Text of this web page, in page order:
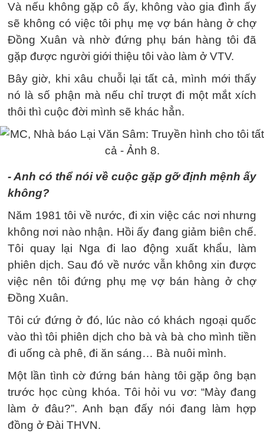
Và nếu không gặp cô ấy, không vào gia đình ấy
sẽ không có việc tôi phụ mẹ vợ bán hàng ở chợ
Đồng Xuân và nhờ đứng phụ bán hàng tôi đã
gặp được người giới thiệu tôi vào làm ở VTV.
Bây giờ, khi xâu chuỗi lại tất cả, mình mới thấy
nó là số phận mà nếu chỉ trượt đi một mắt xích
thôi thì cuộc đời mình sẽ khác hẳn.
- Anh có thể nói về cuộc gặp gỡ định mệnh ấy
không?
Năm 1981 tôi về nước, đi xin việc các nơi nhưng
không nơi nào nhận. Hồi ấy đang giảm biên chế.
Tôi quay lại Nga đi lao động xuất khẩu, làm
phiên dịch. Sau đó về nước vẫn không xin được
việc nên tôi đứng phụ mẹ vợ bán hàng ở chợ
Đồng Xuân.
Tôi cứ đứng ở đó, lúc nào có khách ngoại quốc
vào thì tôi phiên dịch cho bà và bà cho mình tiền
đi uống cà phê, đi ăn sáng… Bà nuôi mình.
Một lần tình cờ đứng bán hàng tôi gặp ông bạn
trước học cùng khóa. Tôi hỏi vu vơ: “Mày đang
làm ở đâu?”. Anh bạn đấy nói đang làm hợp
đồng ở Đài THVN.